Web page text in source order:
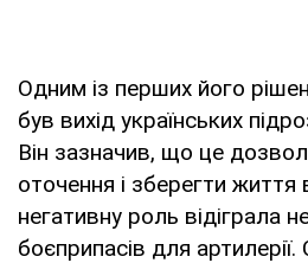
Одним із перших його
був вихід українських
Він зазначив, що це
оточення і зберегти життя
негативну роль відіграла
боєприпасів для